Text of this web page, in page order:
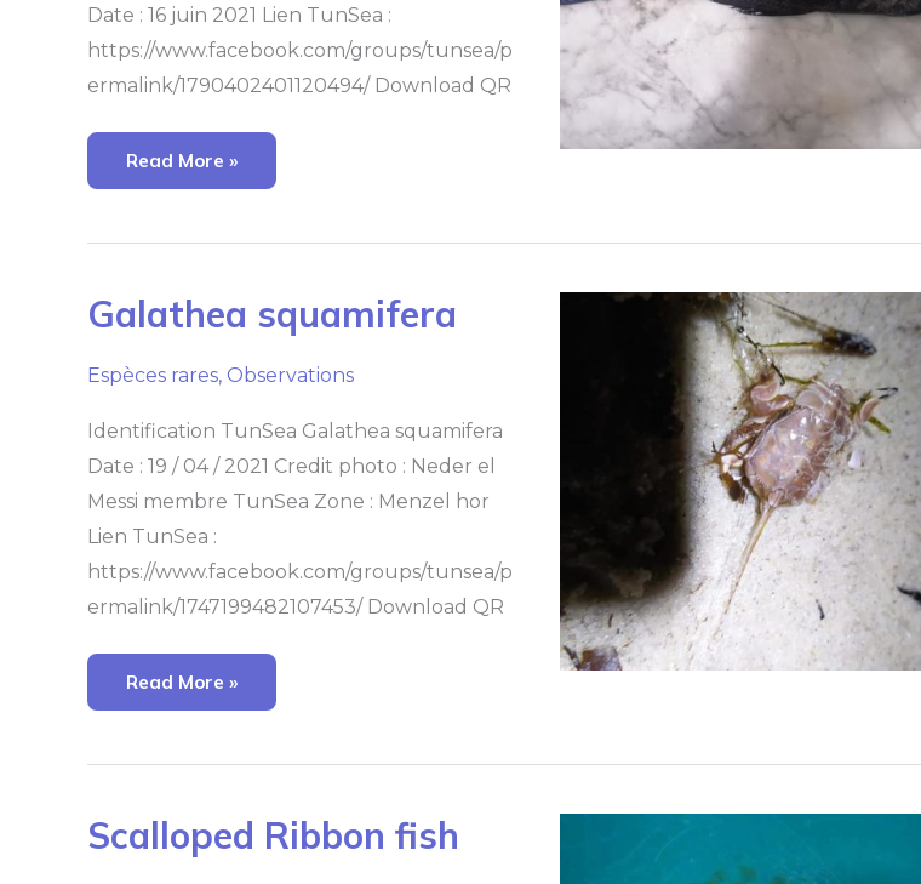
Date : 16 juin 2021 Lien TunSea :
https://www.facebook.com/groups/tunsea/p
ermalink/1790402401120494/ Download QR
Read More »
Galathea squamifera
Espèces rares, Observations
Identification TunSea Galathea squamifera
Date : 19 / 04 / 2021 Credit photo : Neder el
Messi membre TunSea Zone : Menzel hor
Lien TunSea :
https://www.facebook.com/groups/tunsea/p
ermalink/1747199482107453/ Download QR
Galathea
Squamifera
Read More »
Scalloped Ribbon fish
Scalloped
Ribbon